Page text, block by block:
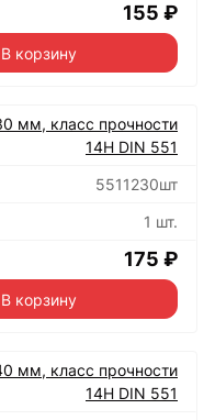
155 ₽
В корзину
мм, класс прочности
14Н DIN 551
5511230шт
1 шт.
175 ₽
В корзину
мм, класс прочности
14Н DIN 551